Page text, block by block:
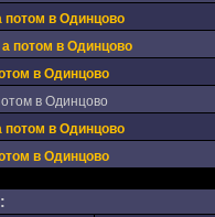
потом в Одинцово
потом в Одинцово
в Одинцово
в Одинцово
потом в Одинцово
в Одинцово